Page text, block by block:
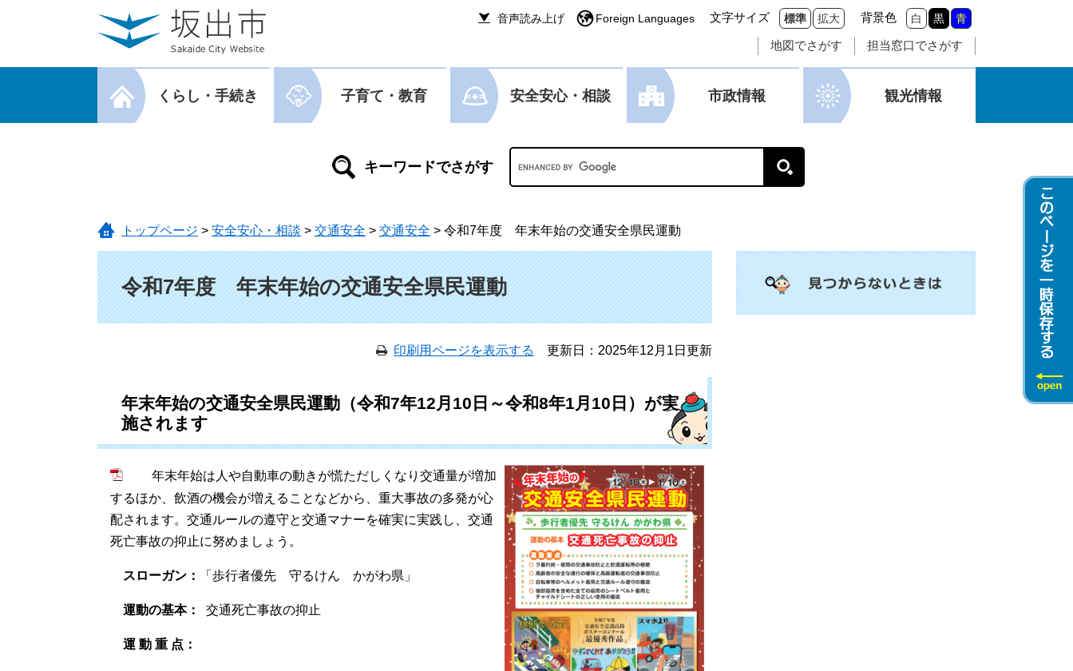
音声読み上げ Foreign Languages 文字サイズ 標準 拡大 背景色 白 黒 青
地図でさがす 担当窓口でさがす
メニューを閉じる
くらし・手続き 子育て・教育 安全安心・相談 市政情報 観光情報
Googleカスタム検索
トップページ > 安全安心・相談 > 交通安全 > 交通安全 > 令和7年度 年末年始の交通安全県民運動
令和7年度 年末年始の交通安全県民運動
印刷用ページを表示する 更新日：2025年12月1日更新
年末年始の交通安全県民運動（令和7年12月10日～令和8年1月10日）が実
施されます
年末年始は人や自動車の動きが慌ただしくなり交通量が増加
するほか、飲酒の機会が増えることなどから、重大事故の多発が心
配されます。交通ルールの遵守と交通マナーを確実に実践し、交通
死亡事故の抑止に努めましょう。
スローガン： 「歩行者優先 守るけん かがわ県」
運動の基本： 交通死亡事故の抑止
運 動 重 点：